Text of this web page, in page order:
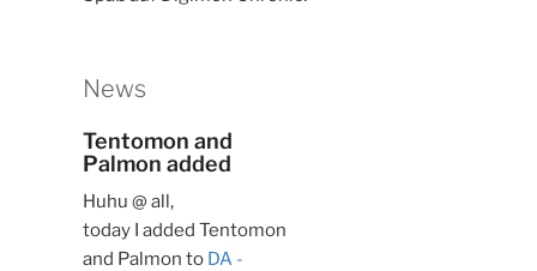
Die Emailadresse wird nicht veröffentlicht
News
Tentomon and
Palmon added
Huhu @ all,
today I added Tentomon
and Palmon to DA -